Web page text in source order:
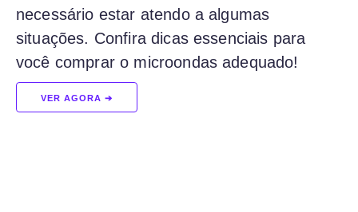
necessário estar atendo a algumas
situações. Confira dicas essenciais para
você comprar o microondas adequado!
VER AGORA ➔